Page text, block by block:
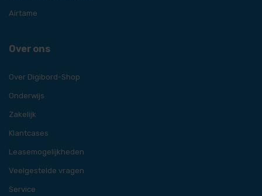
Airtame
Over ons
Over Digibord-Shop
Onderwijs
Zakelijk
Klantcases
Leasemogelijkheden
Veelgestelde vragen
Service